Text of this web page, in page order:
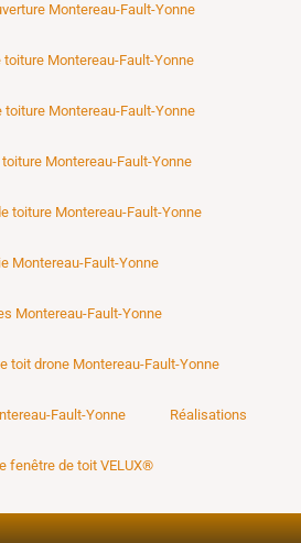
Montereau-Fault-Yonne
toiture Montereau-Fault-Yonne
toiture Montereau-Fault-Yonne
Montereau-Fault-Yonne
toiture Montereau-Fault-Yonne
Montereau-Fault-Yonne
Montereau-Fault-Yonne
toit drone Montereau-Fault-Yonne
Fault-Yonne Réalisations
fenêtre de toit VELUX®